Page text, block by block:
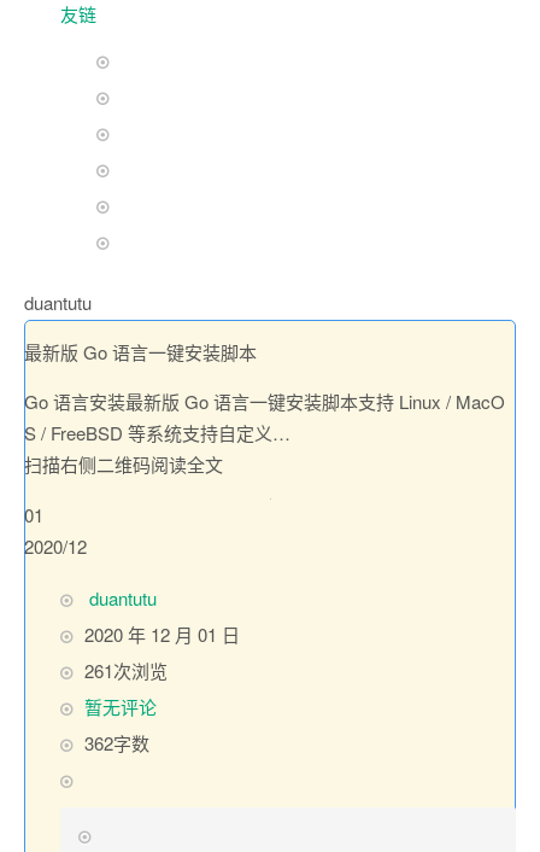
友链
duantutu
最新版 Go 语言一键安装脚本
Go 语言安装最新版 Go 语言一键安装脚本支持 Linux / MacO
S / FreeBSD 等系统支持自定义…
扫描右侧二维码阅读全文
01
2020/12
博
主
：
duantutu
发
布
时
间
2020 年 12 月 01 日
261次浏览
暂无评论
362字数